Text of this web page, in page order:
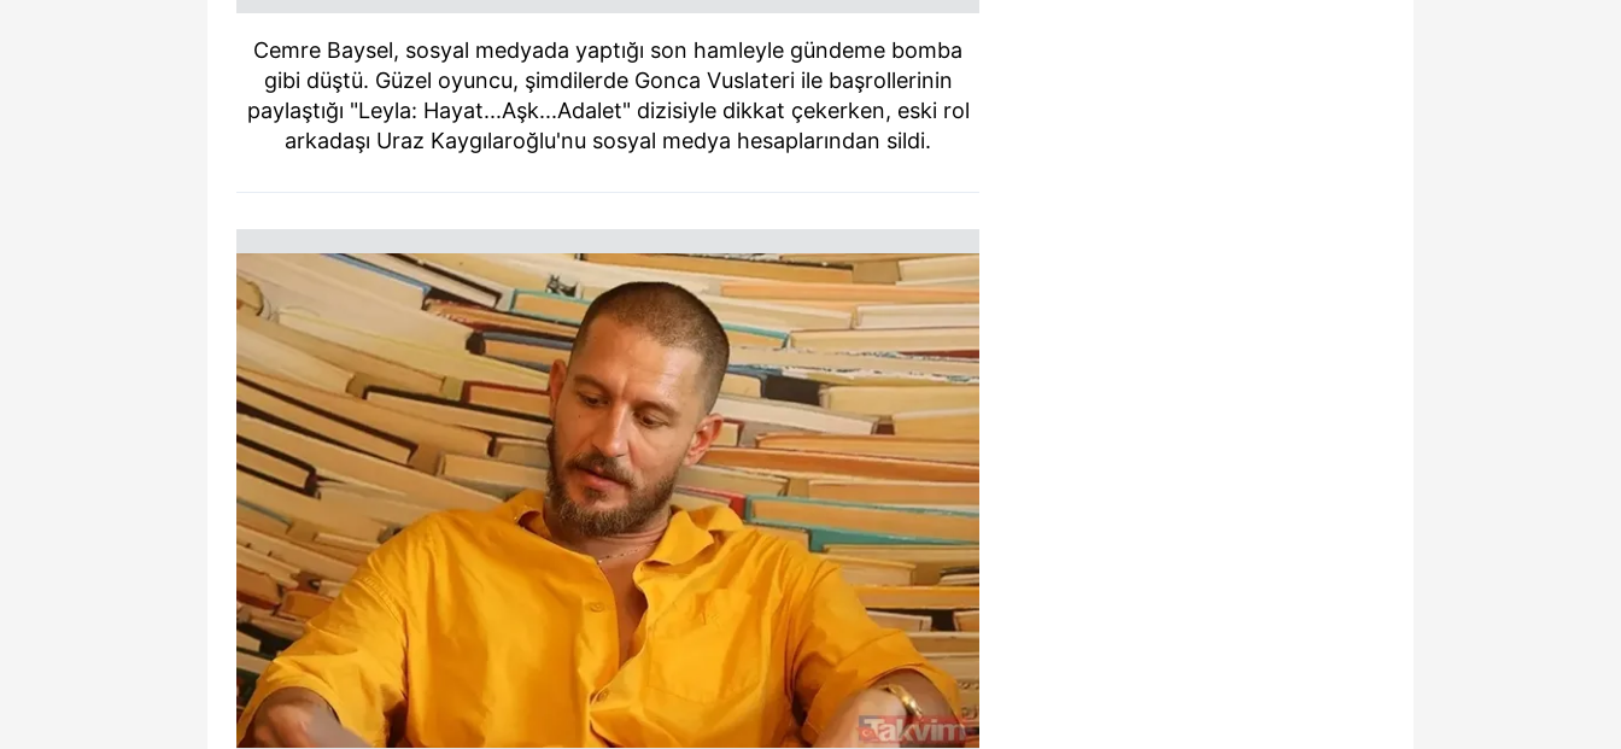
Cemre Baysel, sosyal medyada yaptığı son hamleyle gündeme bomba
gibi düştü. Güzel oyuncu, şimdilerde Gonca Vuslateri ile başrollerinin
paylaştığı "Leyla: Hayat...Aşk...Adalet" dizisiyle dikkat çekerken, eski rol
arkadaşı Uraz Kaygılaroğlu'nu sosyal medya hesaplarından sildi.